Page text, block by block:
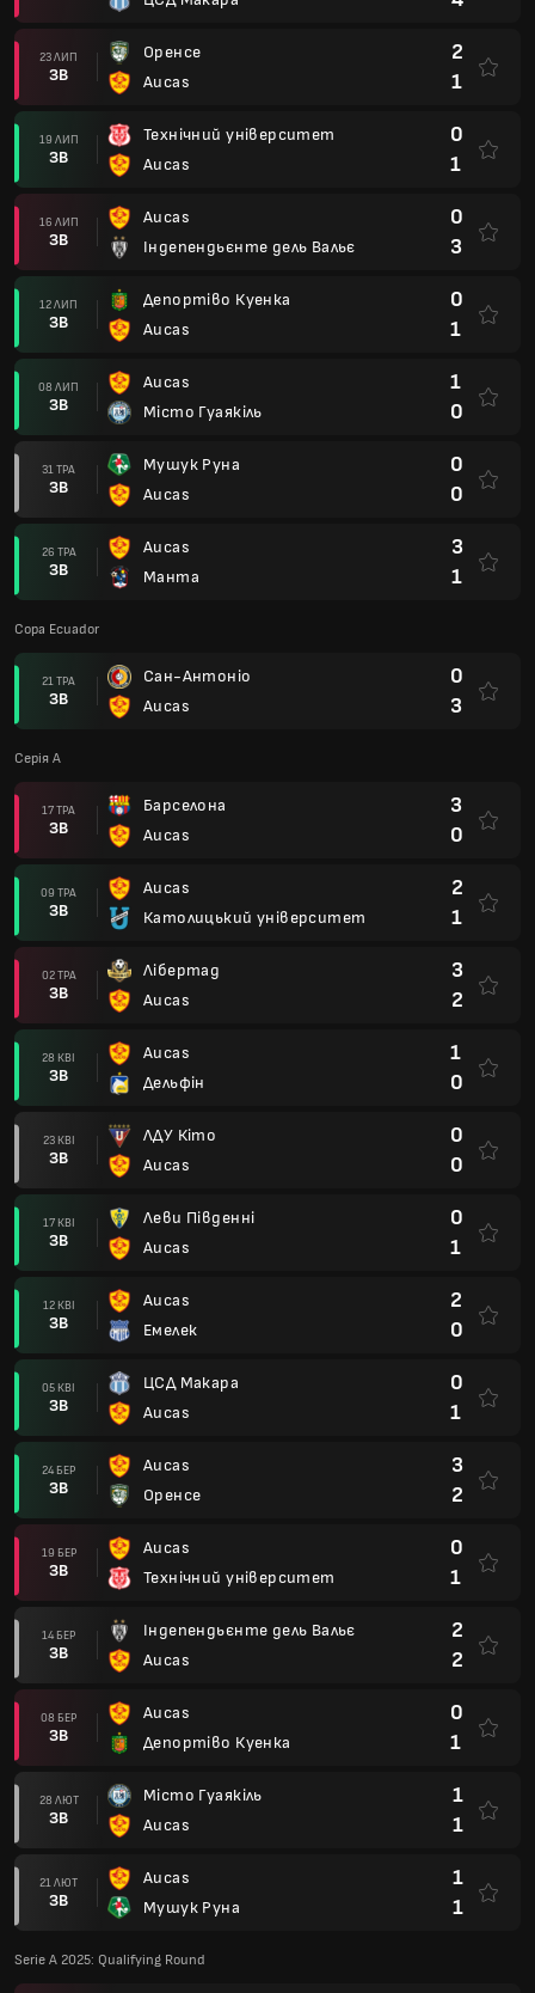
23 ЛИП
ЗВ
Оренсе
Aucas
2
1
19 ЛИП
ЗВ
Технічний університет
Aucas
0
1
16 ЛИП
ЗВ
Aucas
Індепендьєнте дель Вальє
0
3
12 ЛИП
ЗВ
Депортіво Куенка
Aucas
0
1
08 ЛИП
ЗВ
Aucas
Місто Гуаякіль
1
0
31 ТРА
ЗВ
Мушук Руна
Aucas
0
0
26 ТРА
ЗВ
Aucas
Манта
3
1
Copa Ecuador
21 ТРА
ЗВ
Сан-Антоніо
Aucas
0
3
Серія А
17 ТРА
ЗВ
Барселона
Aucas
3
0
09 ТРА
ЗВ
Aucas
Католицький університет
2
1
02 ТРА
ЗВ
Лібертад
Aucas
3
2
28 КВІ
ЗВ
Aucas
Дельфін
1
0
23 КВІ
ЗВ
ЛДУ Кіто
Aucas
0
0
17 КВІ
ЗВ
Леви Південні
Aucas
0
1
12 КВІ
ЗВ
Aucas
Емелек
2
0
05 КВІ
ЗВ
ЦСД Макара
Aucas
0
1
24 БЕР
ЗВ
Aucas
Оренсе
3
2
19 БЕР
ЗВ
Aucas
Технічний університет
0
1
14 БЕР
ЗВ
Індепендьєнте дель Вальє
Aucas
2
2
08 БЕР
ЗВ
Aucas
Депортіво Куенка
0
1
28 ЛЮТ
ЗВ
Місто Гуаякіль
Aucas
1
1
21 ЛЮТ
ЗВ
Aucas
Мушук Руна
1
1
Serie A 2025: Qualifying Round